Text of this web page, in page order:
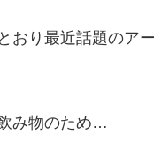
おり最近話題のア
み物のため…